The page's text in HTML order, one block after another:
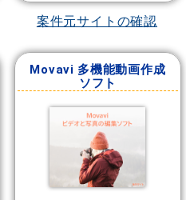
案件元サイトの確認
Movavi 多機能動画作成
ソフト